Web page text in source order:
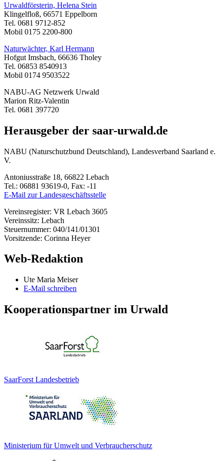
Urwaldförsterin, Helena Stein
Klingelfloß, 66571 Eppelborn
Tel. 0681 9712-852
Mobil 0175 2200-800
Naturwächter, Karl Hermann
Hofgut Imsbach, 66636 Tholey
Tel. 06853 8540913
Mobil 0174 9503522
NABU-AG Netzwerk Urwald
Marion Ritz-Valentin
Tel. 0681 397720
Herausgeber der saar-urwald.de
NABU (Naturschutzbund Deutschland), Landesverband Saarland e.
V.
Antoniusstraße 18, 66822 Lebach
Tel.: 06881 93619-0, Fax: -11
E-Mail zur Landesgeschäftsstelle
Vereinsregister: VR Lebach 3605
Vereinssitz: Lebach
Steuernummer: 040/141/01301
Vorsitzende: Corinna Heyer
Web-Redaktion
Ute Maria Meiser
E-Mail schreiben
Kooperationspartner im Urwald
SaarForst Landesbetrieb
Ministerium für Umwelt und Verbraucherschutz